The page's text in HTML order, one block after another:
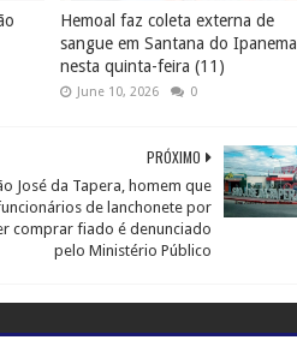
Hemoal faz coleta externa de
sangue em Santana do Ipanema
nesta quinta-feira (11)
June 10, 2026 0
PRÓXIMO
José da Tapera, homem que
de lanchonete por
comprar fiado é denunciado
pelo Ministério Público